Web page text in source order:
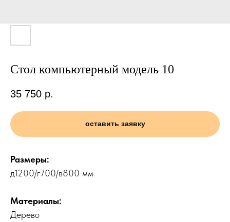
Стол компьютерный модель 10
35 750 р.
оставить заявку
Размеры:
д1200/г700/в800 мм
Материалы:
Дерево